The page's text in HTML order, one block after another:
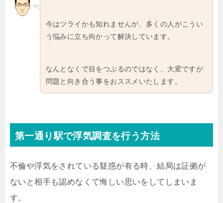
今はツライかも知れませんが、多くの人がこうい
う悩みに立ち向かって解決しています。
なんとなくで目をつぶるのではなく、大変ですが
問題と向き合う事をおススメいたします。
第一通り駅で浮気調査を行う方法
不倫や浮気をされている疑惑が有る時、結局は証拠が
ないと相手も認めなくて悔しい思いをしてしまいま
す。